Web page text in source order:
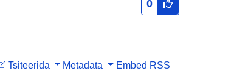
0
Tsiteerida Metadata Embed RSS